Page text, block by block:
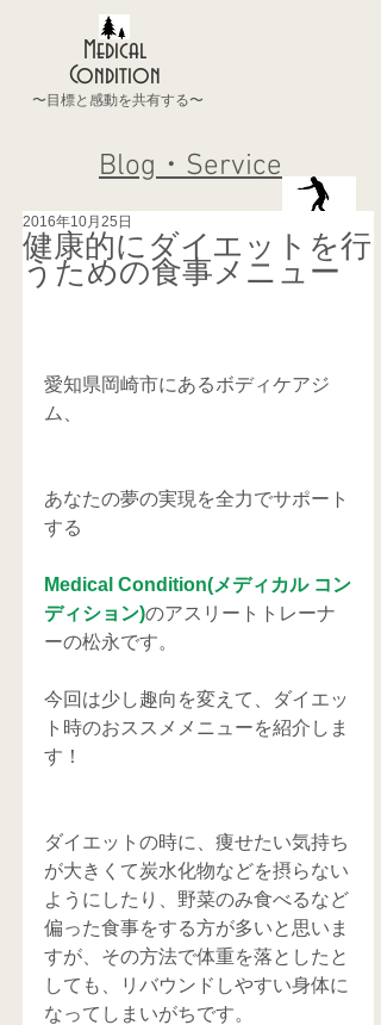
Medical
Condition
〜目標と感動を共有する〜
Blog・Service
健康的にダイエットを行
うための食事メニュー
2016年10月25日
愛知県岡崎市にあるボディケアジ
ム、
あなたの夢の実現を全力でサポート
する
Medical Condition(メディカル コン
ディション)のアスリートトレーナ
ーの松永です。
今回は少し趣向を変えて、ダイエッ
ト時のおススメメニューを紹介しま
す！
ダイエットの時に、痩せたい気持ち
が大きくて炭水化物などを摂らない
ようにしたり、野菜のみ食べるなど
偏った食事をする方が多いと思いま
すが、その方法で体重を落としたと
しても、リバウンドしやすい身体に
なってしまいがちです。